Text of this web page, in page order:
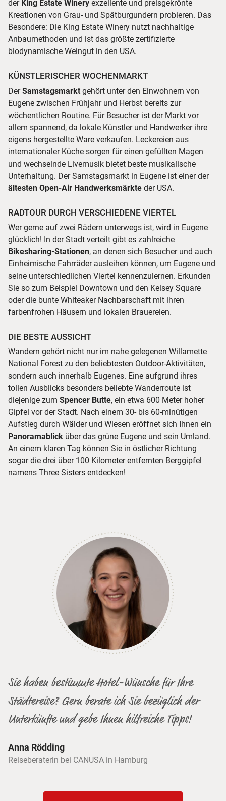
der King Estate Winery exzellente und preisgekrönte
Kreationen von Grau- und Spätburgundern probieren. Das
Besondere: Die King Estate Winery nutzt nachhaltige
Anbaumethoden und ist das größte zertifizierte
biodynamische Weingut in den USA.
KÜNSTLERISCHER WOCHENMARKT
DerSamstagsmarkt gehört unter den Einwohnern von
Eugene zwischen Frühjahr und Herbst bereits zur
wöchentlichen Routine. Für Besucher ist der Markt vor
allem spannend, da lokale Künstler und Handwerker ihre
eigens hergestellte Ware verkaufen. Leckereien aus
internationaler Küche sorgen für einen gefüllten Magen
und wechselnde Livemusik bietet beste musikalische
Unterhaltung. Der Samstagsmarkt in Eugene ist einer der
ältesten Open-Air Handwerksmärkte der USA.
RADTOUR DURCH VERSCHIEDENE VIERTEL
Wer gerne auf zwei Rädern unterwegs ist, wird in Eugene
glücklich! In der Stadt verteilt gibt es zahlreiche
Bikesharing-Stationen, an denen sich Besucher und auch
Einheimische Fahrräder ausleihen können, um Eugene und
seine unterschiedlichen Viertel kennenzulernen. Erkunden
Sie so zum Beispiel Downtown und den Kelsey Square
oder die bunte Whiteaker Nachbarschaft mit ihren
farbenfrohen Häusern und lokalen Brauereien.
DIE BESTE AUSSICHT
Wandern gehört nicht nur im nahe gelegenen Willamette
National Forest zu den beliebtesten Outdoor-Aktivitäten,
sondern auch innerhalb Eugenes. Eine aufgrund ihres
tollen Ausblicks besonders beliebte Wanderroute ist
diejenige zum Spencer Butte, ein etwa 600 Meter hoher
Gipfel vor der Stadt. Nach einem 30- bis 60-minütigen
Aufstieg durch Wälder und Wiesen eröffnet sich Ihnen ein
Panoramablick über das grüne Eugene und sein Umland.
An einem klaren Tag können Sie in östlicher Richtung
sogar die drei über 100 Kilometer entfernten Berggipfel
namens Three Sisters entdecken!
Sie haben bestimmte Hotel-Wünsche für Ihre
Städtereise? Gern berate ich Sie bezüglich der
Unterkünfte und gebe Ihnen hilfreiche Tipps!
Anna Rödding
Reiseberaterin bei CANUSA in Hamburg